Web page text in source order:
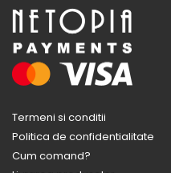
Termeni si conditii
Politica de confidentialitate
Cum comand?